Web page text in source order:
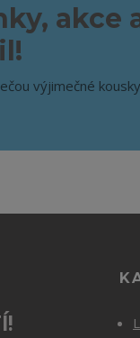
akce
výjimečné kousky